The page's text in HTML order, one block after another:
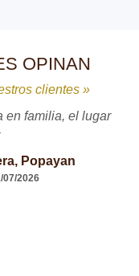
OPINAN
clientes »
en familia, el lugar
Popayan
07/2026